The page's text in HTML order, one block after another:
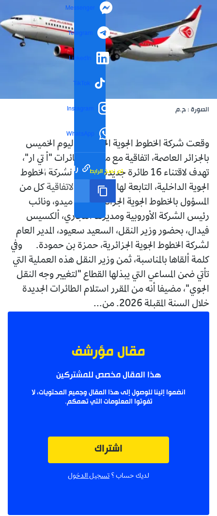
Messenger
Telegram
LinkedIn
TikTok
Instagram
WhatsApp
رابط مختصر تم نسخ الرابط
الصورة : ح.م
وقعت شركة الخطوط الجوية الجزائرية، اليوم الخميس
بالجزائر العاصمة، اتفاقية مع مصنع الطائرات "أ تي ار"،
تهدف لاقتناء 16 طائرة جديدة ستوجه لشركة الخطوط
الجوية الداخلية، التابعة لها. ووقع على الاتفاقية كل من
المسؤول بالخطوط الجوية الجزائرية، رابح ميدو، ونائب
رئيس الشركة الأوروبية ومديرها التجاري، ألكسيس
فيدال، بحضور وزير النقل، السعيد سعيود، المدير العام
لشركة الخطوط الجوية الجزائرية، حمزة بن حمودة. وفي
كلمة ألقاها بالمناسبة، ثمن وزير النقل هذه العملية التي
تأتي ضمن المساعي التي يبذلها القطاع "لتغيير وجه النقل
الجوي"، مضيفا أنه من المقرر استلام الطائرات الجديدة
خلال السنة المقبلة 2026. من...
مقال مؤرشف
هذا المقال مخصص للمشتركين
انضموا إلينا للوصول إلى هذا المقال وجميع المحتويات، لا
تفوتوا المعلومات التي تهمكم.
اشتراك
لديك حساب ؟ تسجيل الدخول